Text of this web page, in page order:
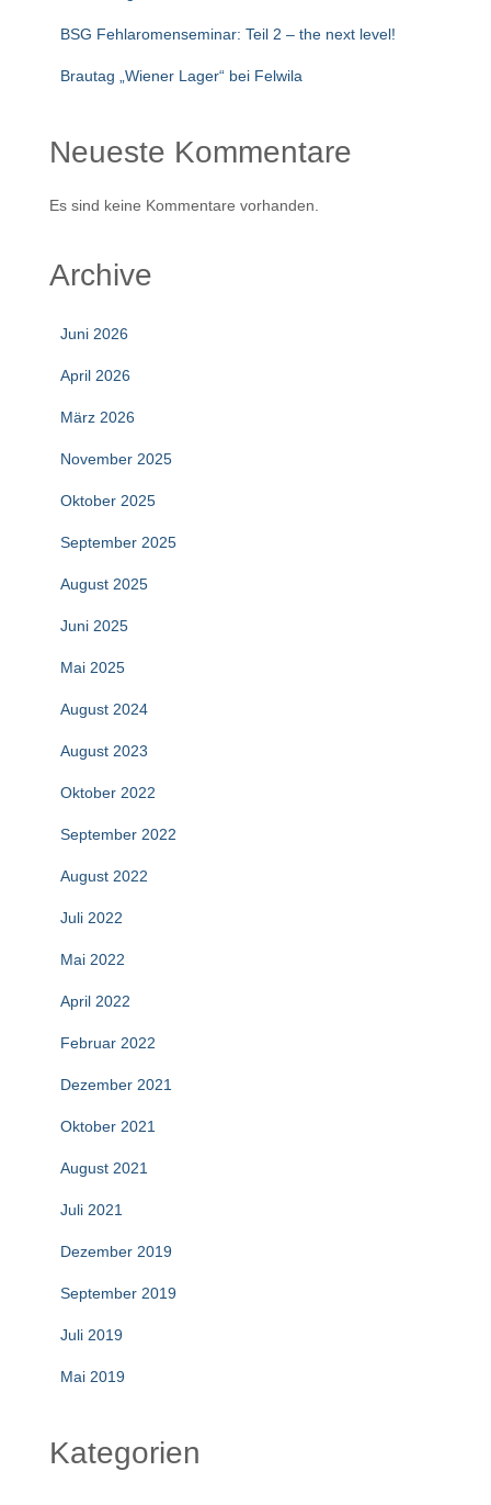
BSG Fehlaromenseminar: Teil 2 – the next level!
Brautag „Wiener Lager“ bei Felwila
Neueste Kommentare
Es sind keine Kommentare vorhanden.
Archive
Juni 2026
April 2026
März 2026
November 2025
Oktober 2025
September 2025
August 2025
Juni 2025
Mai 2025
August 2024
August 2023
Oktober 2022
September 2022
August 2022
Juli 2022
Mai 2022
April 2022
Februar 2022
Dezember 2021
Oktober 2021
August 2021
Juli 2021
Dezember 2019
September 2019
Juli 2019
Mai 2019
Kategorien